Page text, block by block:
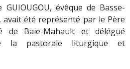
évêque de Basse-
été représenté par le Père
de Baie-Mahault et délégué
la pastorale liturgique et